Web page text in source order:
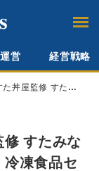
営 経営戦略
丼屋監修 すたみ
修 すたみな
冷凍食品セ